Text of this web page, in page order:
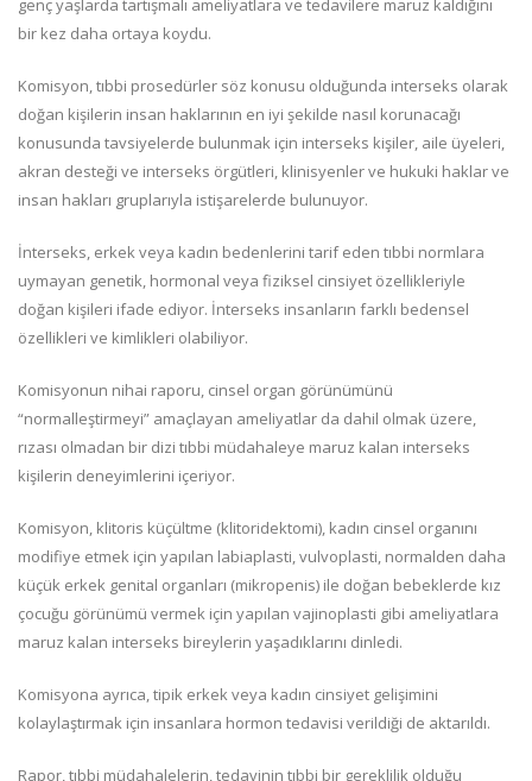
genç yaşlarda tartışmalı ameliyatlara ve tedavilere maruz kaldığını
bir kez daha ortaya koydu.
Komisyon, tıbbi prosedürler söz konusu olduğunda interseks olarak
doğan kişilerin insan haklarının en iyi şekilde nasıl korunacağı
konusunda tavsiyelerde bulunmak için interseks kişiler, aile üyeleri,
akran desteği ve interseks örgütleri, klinisyenler ve hukuki haklar ve
insan hakları gruplarıyla istişarelerde bulunuyor.
İnterseks, erkek veya kadın bedenlerini tarif eden tıbbi normlara
uymayan genetik, hormonal veya fiziksel cinsiyet özellikleriyle
doğan kişileri ifade ediyor. İnterseks insanların farklı bedensel
özellikleri ve kimlikleri olabiliyor.
Komisyonun nihai raporu, cinsel organ görünümünü
“normalleştirmeyi” amaçlayan ameliyatlar da dahil olmak üzere,
rızası olmadan bir dizi tıbbi müdahaleye maruz kalan interseks
kişilerin deneyimlerini içeriyor.
Komisyon, klitoris küçültme (klitoridektomi), kadın cinsel organını
modifiye etmek için yapılan labiaplasti, vulvoplasti, normalden daha
küçük erkek genital organları (mikropenis) ile doğan bebeklerde kız
çocuğu görünümü vermek için yapılan vajinoplasti gibi ameliyatlara
maruz kalan interseks bireylerin yaşadıklarını dinledi.
Komisyona ayrıca, tipik erkek veya kadın cinsiyet gelişimini
kolaylaştırmak için insanlara hormon tedavisi verildiği de aktarıldı.
Rapor, tıbbi müdahalelerin, tedavinin tıbbi bir gereklilik olduğu